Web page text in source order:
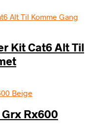
kr..
Kit Cat6 Alt Til
Rx600